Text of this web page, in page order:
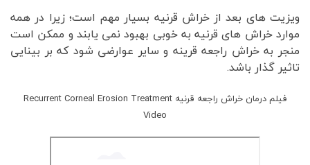
ویزیت های بعد از خراش قرنیه بسیار مهم است؛ زیرا در همه
موارد خراش های قرنیه به خوبی بهبود نمی یابند و ممکن است
منجر به خراش راجعه قرینه و سایر عوارضی شود که بر بینایی
تاثیر گذار باشد.
فیلم درمان خراش راجعه قرنیه Recurrent Corneal Erosion Treatment
Video